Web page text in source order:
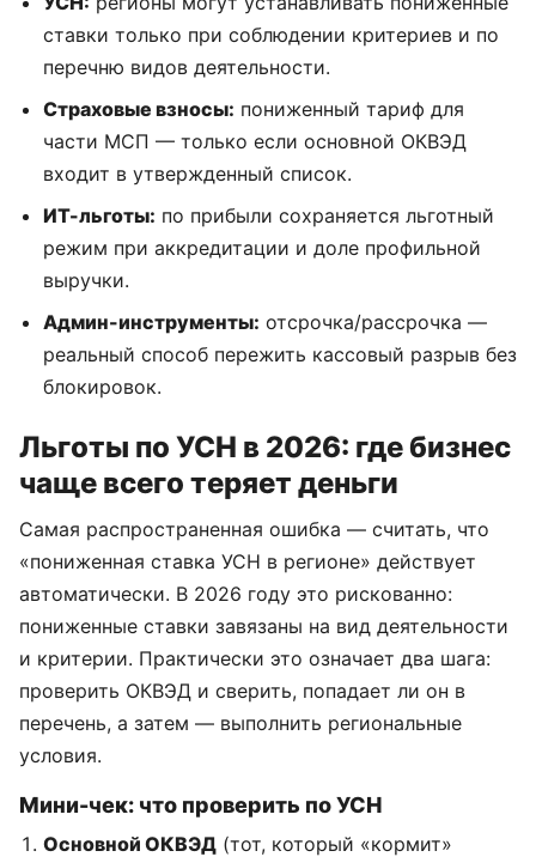
ставки только при соблюдении критериев и по
перечню видов деятельности.
Страховые взносы: пониженный тариф для
части МСП — только если основной ОКВЭД
входит в утвержденный список.
ИТ-льготы: по прибыли сохраняется льготный
режим при аккредитации и доле профильной
выручки.
Админ-инструменты: отсрочка/рассрочка —
реальный способ пережить кассовый разрыв без
блокировок.
Льготы по УСН в 2026: где бизнес
чаще всего теряет деньги
Самая распространенная ошибка — считать, что
«пониженная ставка УСН в регионе» действует
автоматически. В 2026 году это рискованно:
пониженные ставки завязаны на вид деятельности
и критерии. Практически это означает два шага:
проверить ОКВЭД и сверить, попадает ли он в
перечень, а затем — выполнить региональные
условия.
Мини-чек: что проверить по УСН
Основной ОКВЭД (тот, который «кормит»